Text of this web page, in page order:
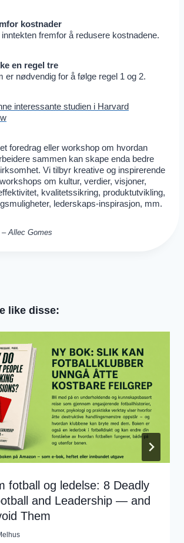
kostnader
fremfor å redusere kostnadene.
en regel tre
er nødvendig for å følge regel 1 og 2.
interessante studien i Harvard
foredrag eller workshop om hvordan
sammen kan skape enda bedre
Vi tilbyr kreative og inspirerende
om kultur, verdier, visjoner,
kvalitetssikring, produktutvikling,
lederskaps-inspirasjon, mm.
Allec Gomes
like disse:
fotball og ledelse: 8 Deadly
and Leadership — and
Them